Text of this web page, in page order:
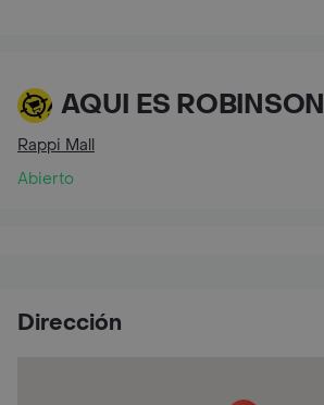
AQUI ES ROBINSON
Rappi Mall
Abierto
Dirección